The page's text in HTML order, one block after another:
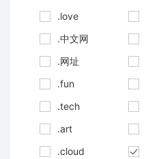
.love
.中文网
.网址
.fun
.tech
.art
.cloud